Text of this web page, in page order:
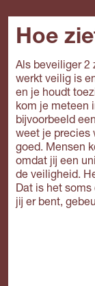
Hoe
Als beveiliger 2
werkt veilig is
en je houdt
kom je meteen
bijvoorbeeld
weet je precies
goed. Mensen
omdat jij een
de veiligheid.
Dat is het
jij er bent,